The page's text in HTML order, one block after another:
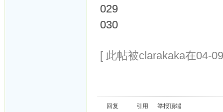
029
030
[ 此帖被clarakaka在04-
回复 引用 举报顶端